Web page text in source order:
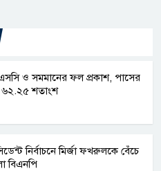
ও সমমানের ফল প্রকাশ, পাসের
৬২.২৫ শতাংশ
নির্বাচনে মির্জা ফখরুলকে বেঁচে
বিএনপি